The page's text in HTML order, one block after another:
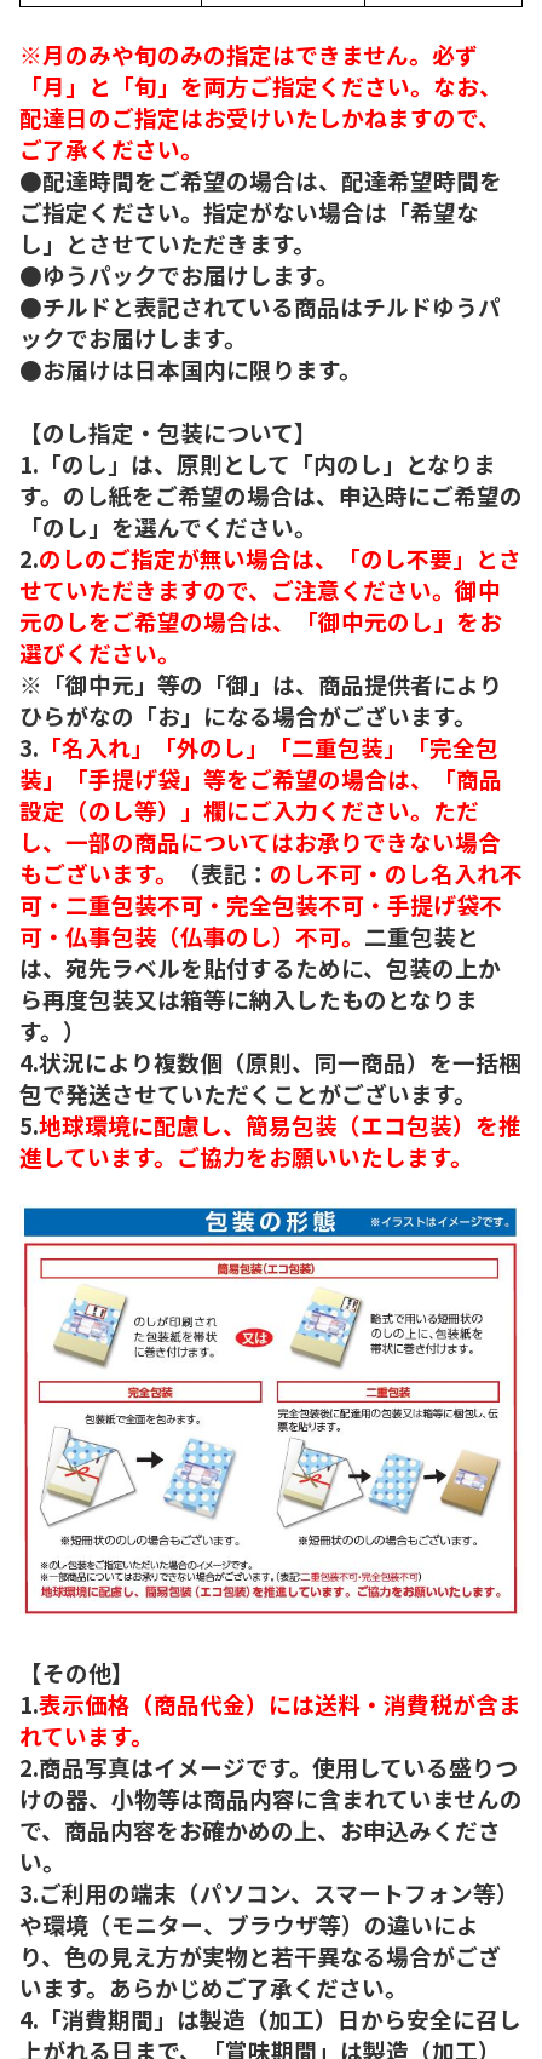
※月のみや旬のみの指定はできません。必ず
「月」と「旬」を両方ご指定ください。なお、
配達日のご指定はお受けいたしかねますので、
ご了承ください。
●配達時間をご希望の場合は、配達希望時間を
ご指定ください。指定がない場合は「希望な
し」とさせていただきます。
●ゆうパックでお届けします。
●チルドと表記されている商品はチルドゆうパ
ックでお届けします。
●お届けは日本国内に限ります。
【のし指定・包装について】
1.「のし」は、原則として「内のし」となりま
す。のし紙をご希望の場合は、申込時にご希望の
「のし」を選んでください。
2.のしのご指定が無い場合は、「のし不要」とさ
せていただきますので、ご注意ください。御中
元のしをご希望の場合は、「御中元のし」をお
選びください。
※「御中元」等の「御」は、商品提供者により
ひらがなの「お」になる場合がございます。
3. 「名入れ」「外のし」「二重包装」「完全包
装」「手提げ袋」等をご希望の場合は、「商品
設定（のし等）」欄にご入力ください。ただ
し、一部の商品についてはお承りできない場合
もございます。
（表記： のし不可・のし名入れ不
可・二重包装不可・完全包装不可・手提げ袋不
可・仏事包装（仏事のし）不可。 二重包装と
は、宛先ラベルを貼付するために、包装の上か
ら再度包装又は箱等に納入したものとなりま
す。）
4.状況により複数個（原則、同一商品）を一括梱
包で発送させていただくことがございます。
5.地球環境に配慮し、簡易包装（エコ包装）を推
進しています。ご協力をお願いいたします。
【その他】
1.表示価格（商品代金）には送料・消費税が含ま
れています。
2.商品写真はイメージです。使用している盛りつ
けの器、小物等は商品内容に含まれていませんの
で、商品内容をお確かめの上、お申込みくださ
い。
3.ご利用の端末（パソコン、スマートフォン等）
や環境（モニター、ブラウザ等）の違いによ
り、色の見え方が実物と若干異なる場合がござ
います。あらかじめご了承ください。
4.「消費期間」は製造（加工）日から安全に召し
上がれる日まで、「賞味期間」は製造（加工）